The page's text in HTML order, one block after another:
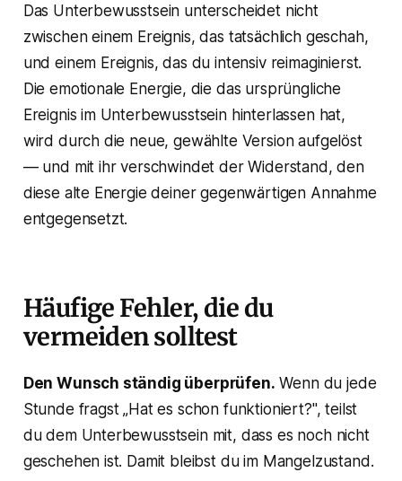
Das Unterbewusstsein unterscheidet nicht
zwischen einem Ereignis, das tatsächlich geschah,
und einem Ereignis, das du intensiv reimaginierst.
Die emotionale Energie, die das ursprüngliche
Ereignis im Unterbewusstsein hinterlassen hat,
wird durch die neue, gewählte Version aufgelöst
— und mit ihr verschwindet der Widerstand, den
diese alte Energie deiner gegenwärtigen Annahme
entgegensetzt.
Häufige Fehler, die du
vermeiden solltest
Den Wunsch ständig überprüfen. Wenn du jede
Stunde fragst „Hat es schon funktioniert?", teilst
du dem Unterbewusstsein mit, dass es noch nicht
geschehen ist. Damit bleibst du im Mangelzustand.